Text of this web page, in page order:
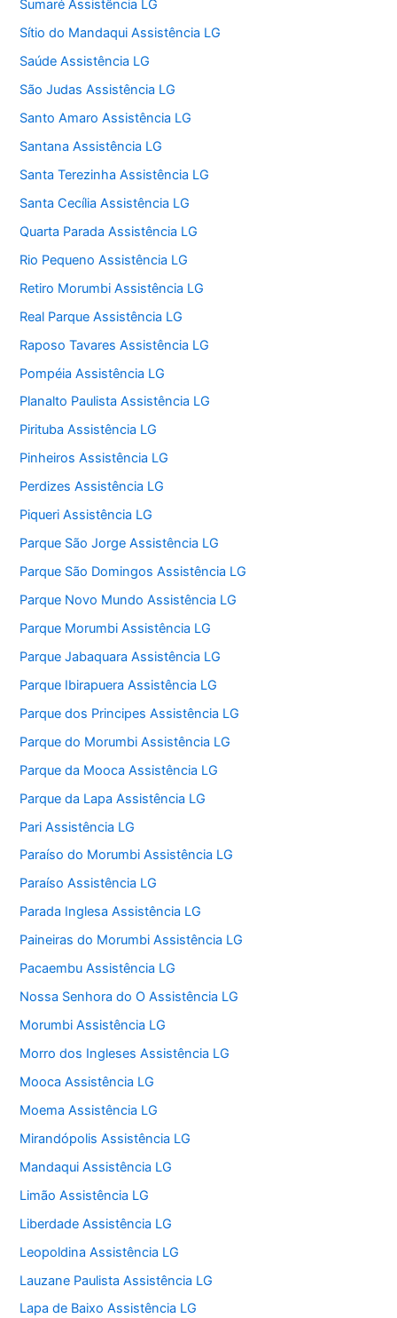
Sumaré Assistência LG
Sítio do Mandaqui Assistência LG
Saúde Assistência LG
São Judas Assistência LG
Santo Amaro Assistência LG
Santana Assistência LG
Santa Terezinha Assistência LG
Santa Cecília Assistência LG
Quarta Parada Assistência LG
Rio Pequeno Assistência LG
Retiro Morumbi Assistência LG
Real Parque Assistência LG
Raposo Tavares Assistência LG
Pompéia Assistência LG
Planalto Paulista Assistência LG
Pirituba Assistência LG
Pinheiros Assistência LG
Perdizes Assistência LG
Piqueri Assistência LG
Parque São Jorge Assistência LG
Parque São Domingos Assistência LG
Parque Novo Mundo Assistência LG
Parque Morumbi Assistência LG
Parque Jabaquara Assistência LG
Parque Ibirapuera Assistência LG
Parque dos Principes Assistência LG
Parque do Morumbi Assistência LG
Parque da Mooca Assistência LG
Parque da Lapa Assistência LG
Pari Assistência LG
Paraíso do Morumbi Assistência LG
Paraíso Assistência LG
Parada Inglesa Assistência LG
Paineiras do Morumbi Assistência LG
Pacaembu Assistência LG
Nossa Senhora do O Assistência LG
Morumbi Assistência LG
Morro dos Ingleses Assistência LG
Mooca Assistência LG
Moema Assistência LG
Mirandópolis Assistência LG
Mandaqui Assistência LG
Limão Assistência LG
Liberdade Assistência LG
Leopoldina Assistência LG
Lauzane Paulista Assistência LG
Lapa de Baixo Assistência LG